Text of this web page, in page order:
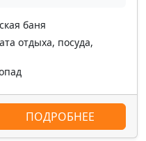
баня
отдыха, посуда,
ПОДРОБНЕЕ